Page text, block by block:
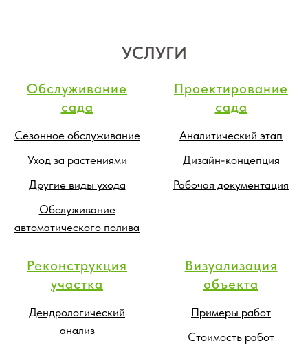
УСЛУГИ
Обслуживание
сада
Сезонное обслуживание
Уход за растениями
Другие виды ухода
Обслуживание
автоматического полива
Проектирование
сада
Аналитический этап
Дизайн-концепция
Рабочая документация
Реконструкция
участка
Дендрологический
анализ
Визуализация
объекта
Примеры работ
Стоимость работ